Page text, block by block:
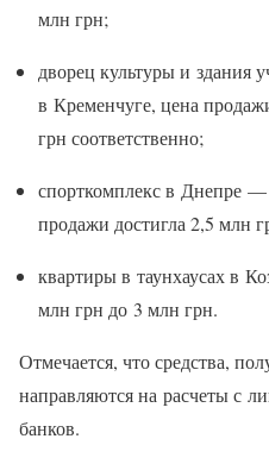
млн грн;
дворец культуры и здания
в Кременчуге, цена
грн соответственно;
спорткомплекс в Днепре
продажи достигла 2,5 млн
квартиры в таунхаусах в
млн грн до 3 млн грн.
Отмечается, что средства,
направляются на расчеты с
банков.